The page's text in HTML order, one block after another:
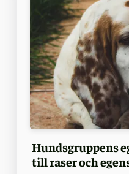
Hundsgruppens
till raser och